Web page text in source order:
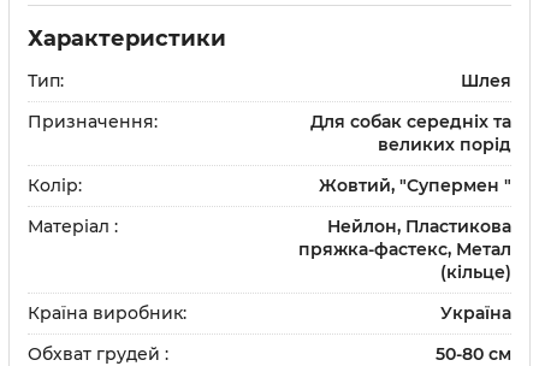
Характеристики
Тип:
Шлея
Призначення:
Для собак середніх та
великих порід
Колір:
Жовтий, "Супермен "
Матеріал :
Нейлон, Пластикова
пряжка-фастекс, Метал
(кільце)
Країна виробник:
Україна
Обхват грудей :
50-80 см